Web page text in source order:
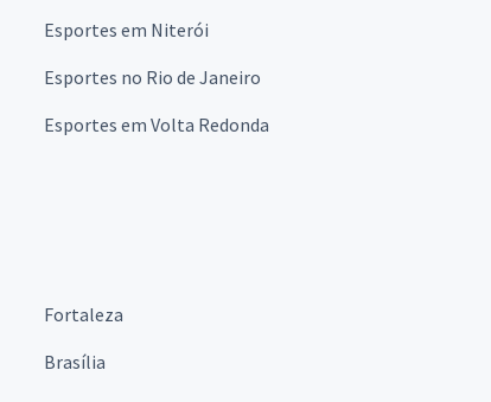
Esportes em Niterói
Esportes no Rio de Janeiro
Esportes em Volta Redonda
Fortaleza
Brasília